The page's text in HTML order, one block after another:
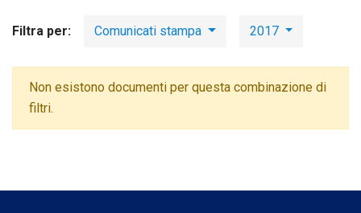
Filtra per: Comunicati stampa 2017
Non esistono documenti per questa combinazione di
filtri.